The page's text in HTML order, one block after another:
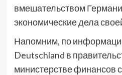
вмешательством
экономические дела
Напомним, по
Deutschland в
министерстве финансов